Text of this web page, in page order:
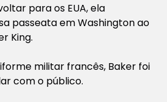
para os EUA, ela
passeata em Washington ao
King.
militar francês, Baker foi
com o público.